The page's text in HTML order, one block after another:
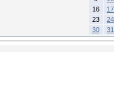
16
17
23
24
30
31